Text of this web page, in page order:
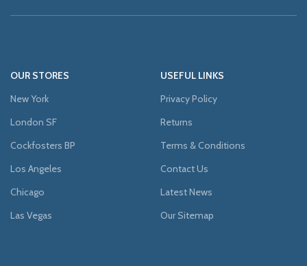
OUR STORES
New York
London SF
Cockfosters BP
Los Angeles
Chicago
Las Vegas
USEFUL LINKS
Privacy Policy
Returns
Terms & Conditions
Contact Us
Latest News
Our Sitemap